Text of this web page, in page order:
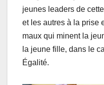
jeunes leaders de
et les autres à la prise
maux qui minent la
la jeune fille, dans le
Égalité.